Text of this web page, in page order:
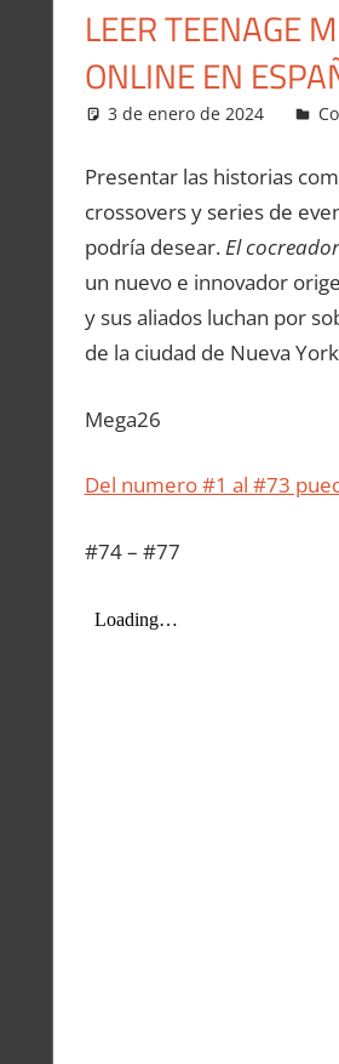
LEER TEENAGE
ONLINE EN
3 de enero de 2024
Presentar las historias
crossovers y series de
podría desear.El
un nuevo e innovador
y sus aliados luchan por
de la ciudad de Nueva
Mega26
Del numero #1 al #73
#74 – #77